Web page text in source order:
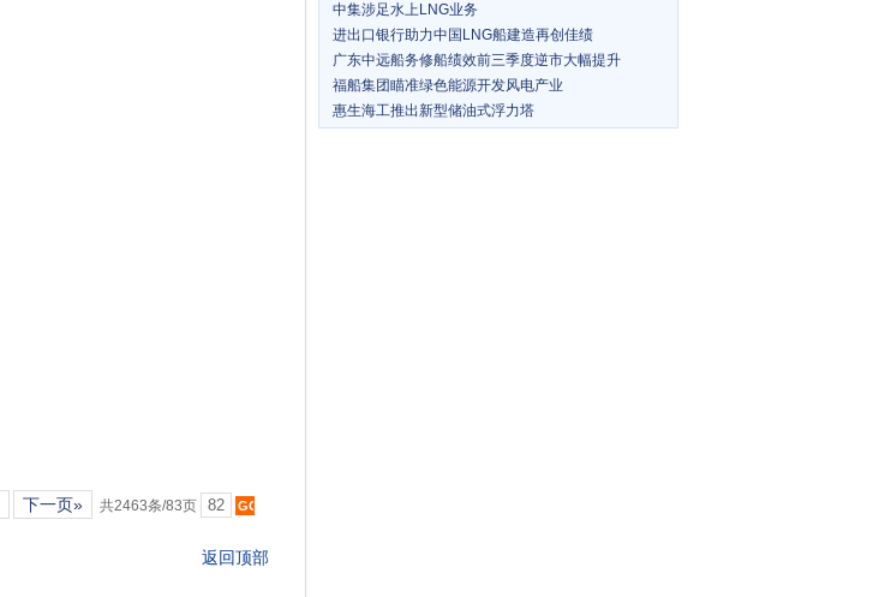
下一页» 共2463条/83页
返回顶部
中集涉足水上LNG业务
进出口银行助力中国LNG船建造再创佳绩
广东中远船务修船绩效前三季度逆市大幅提升
福船集团瞄准绿色能源开发风电产业
惠生海工推出新型储油式浮力塔